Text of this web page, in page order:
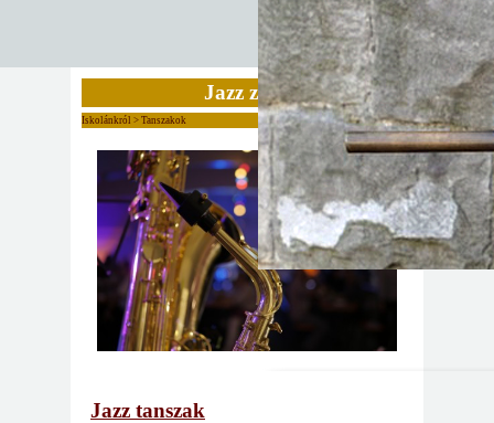
Jazz zene
Iskolánkról > Tanszakok
Jazz tanszak